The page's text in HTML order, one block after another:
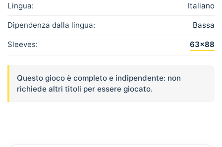
Lingua: Italiano
Dipendenza dalla lingua: Bassa
Sleeves: 63×88
Questo gioco è completo e indipendente: non
richiede altri titoli per essere giocato.